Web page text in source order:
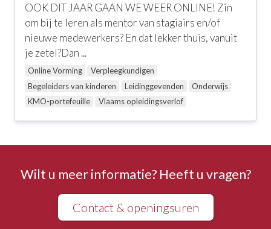
OOK DIT JAAR GAAN WE WEER ONLINE! Zin
om bij te leren als mentor van stagiairs en/of
nieuwe medewerkers? En dat lekker thuis, vanuit
je zetel?Dan ...
Online Vorming
Verpleegkundigen
Begeleiders van kinderen
Leidinggevenden
Onderwijs
KMO-portefeuille
Vlaams opleidingsverlof
Wilt u meer informatie? Heeft u vragen?
Contact & openingsuren